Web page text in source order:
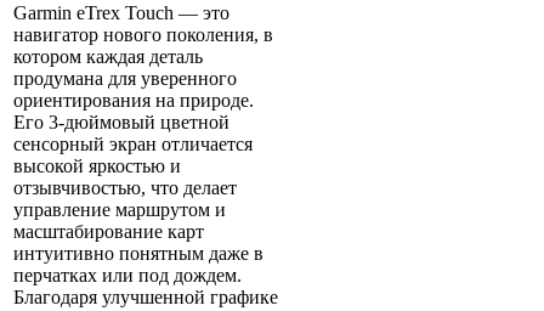
Garmin eTrex Touch — это
навигатор нового поколения, в
котором каждая деталь
продумана для уверенного
ориентирования на природе.
Его 3-дюймовый цветной
сенсорный экран отличается
высокой яркостью и
отзывчивостью, что делает
управление маршрутом и
масштабирование карт
интуитивно понятным даже в
перчатках или под дождем.
Благодаря улучшенной графике